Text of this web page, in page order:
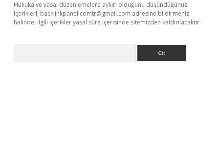
Hukuka ve yasal düzenlemelere aykırı olduğunu düşündüğünüz
içerikleri, backlinkpanelicomtr@gmail.com adresine bildirmeniz
halinde, ilgili içerikler yasal süre içerisinde sitemizden kaldırılacaktır.